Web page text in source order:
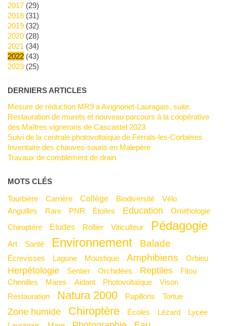
2017(29)
2018(31)
2019(32)
2020(28)
2021 (34)
2022(43)
2023(25)
DERNIERS ARTICLES
Mesure de réduction MR9 à Avignonet-Lauragais, suite.
Restauration de murets et nouveau parcours à la coopérative
des Maîtres vignerons de Cascastel 2023
Suivi de la centrale photovoltaïque de Ferrals-les-Corbières
Inventaire des chauves-souris en Malepère
Travaux de comblement de drain
MOTS CLÉS
Tourbière
Carrière Collège Biodiversité
Vélo
Anguilles
Rare PNR Étoiles Education
Ornithologie
Chiroptére
Etudes Rollier Viticulteur Pédagogie
Art Santé Environnement Balade
Écrevisses Lagune Moustique Amphibiens Orbieu
Herpétologie Sentier Orchidées Reptiles
Fitou
Chenilles
Mares Aidant Photovoltaïque
Vison
Restauration
Natura 2000 Papillons Tortue
Zone humide Chiroptère Écoles Lézard
Lycée